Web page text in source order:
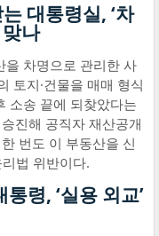
대통령실, ‘차
나
을 차명으로 관리한 사
토지·건물을 매매 형식
소송 끝에 되찾았다는
진해 공직자 재산공개
번도 이 부동산을 신
법 위반이다.
령, ‘실용 외교’